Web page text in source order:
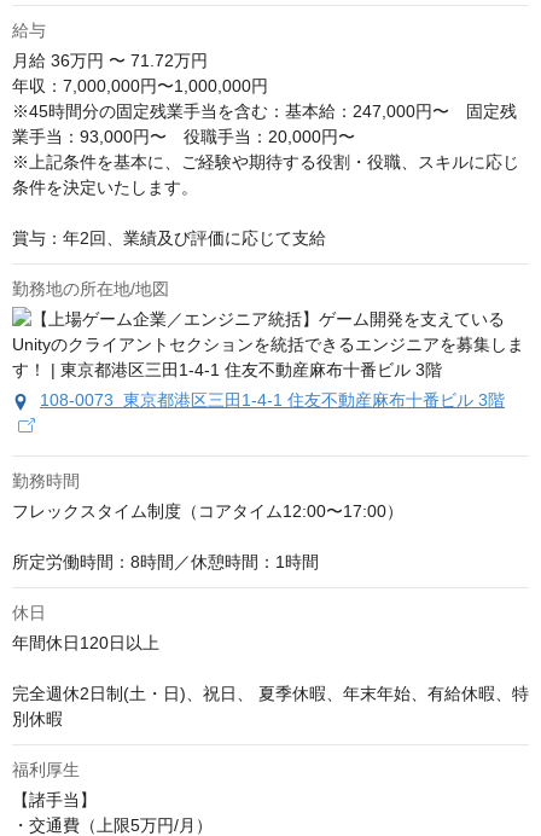
給与
月給 36万円 〜 71.72万円
年収：7,000,000円〜1,000,000円
※45時間分の固定残業手当を含む：基本給：247,000円〜　固定残
業手当：93,000円〜　役職手当：20,000円〜
※上記条件を基本に、ご経験や期待する役割・役職、スキルに応じ
条件を決定いたします。
賞与：年2回、業績及び評価に応じて支給
勤務地の所在地/地図
108-0073 東京都港区三田1-4-1 住友不動産麻布十番ビル 3階
勤務時間
フレックスタイム制度（コアタイム12:00〜17:00）
所定労働時間：8時間／休憩時間：1時間
休日
年間休日120日以上
完全週休2日制(土・日)、祝日、 夏季休暇、年末年始、有給休暇、特
別休暇
福利厚生
【諸手当】
・交通費（上限5万円/月）